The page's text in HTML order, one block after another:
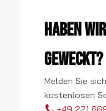
Haben
geweckt?
Melden Sie
kostenlosen